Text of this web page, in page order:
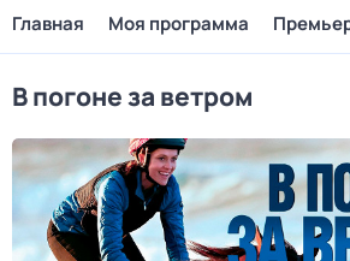
Главная Моя программа
В погоне за ветром